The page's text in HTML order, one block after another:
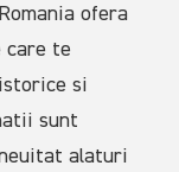
ofera
care te
si
sunt
alaturi